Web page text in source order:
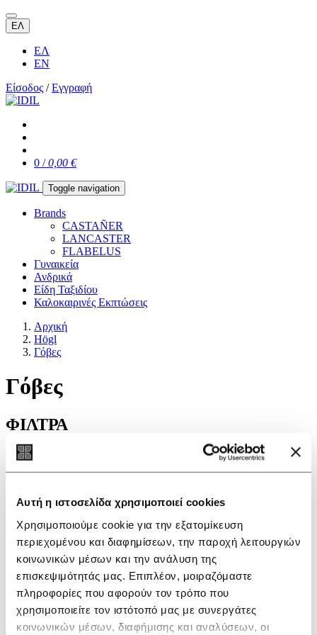
Αυτή η ιστοσελίδα χρησιμοποιεί cookies
Χρησιμοποιούμε cookie για την εξατομίκευση
περιεχομένου και διαφημίσεων, την παροχή λειτουργιών
κοινωνικών μέσων και την ανάλυση της
επισκεψιμότητάς μας. Επιπλέον, μοιραζόμαστε
πληροφορίες που αφορούν τον τρόπο που
χρησιμοποιείτε τον ιστότοπό μας με συνεργάτες
κοινωνικών μέσων, διαφήμισης και αναλύσεων, οι
ΕΛ
ΕΛ
EN
Είσοδος /Εγγραφή
0 /0,00 €
Toggle navigation
Brands
CASTAÑER
LANCASTER
FLABELUS
Γυναικεία
Ανδρικά
Είδη Ταξιδίου
Καλοκαιρινές Εκπτώσεις
Αρχική
Högl
Γόβες
Γόβες
ΦΙΛΤΡΑ
Επιλογές
Προσφορά
ΦΙΛΤΡΑ
Δεν βρέθηκαν προϊόντα σ'αυτή την κατηγορία.
Εγγραφείτε στο newsletter
Για να λαμβάνετε νέα και ειδοποιήσεις, συμπληρώστε το e-mail
σας